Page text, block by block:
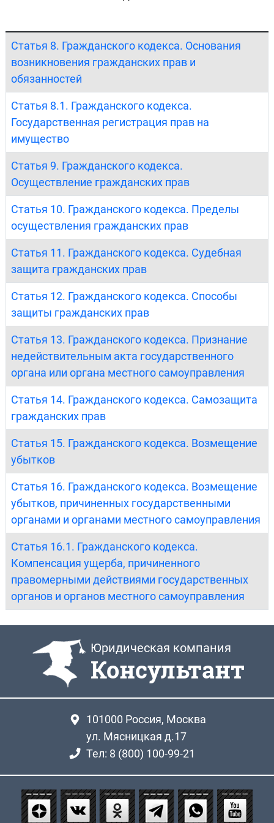
Статья 8. Гражданского кодекса. Основания
возникновения гражданских прав и
обязанностей
Статья 8.1. Гражданского кодекса.
Государственная регистрация прав на
имущество
Статья 9. Гражданского кодекса.
Осуществление гражданских прав
Статья 10. Гражданского кодекса. Пределы
осуществления гражданских прав
Статья 11. Гражданского кодекса. Судебная
защита гражданских прав
Статья 12. Гражданского кодекса. Способы
защиты гражданских прав
Статья 13. Гражданского кодекса. Признание
недействительным акта государственного
органа или органа местного самоуправления
Статья 14. Гражданского кодекса. Самозащита
гражданских прав
Статья 15. Гражданского кодекса. Возмещение
убытков
Статья 16. Гражданского кодекса. Возмещение
убытков, причиненных государственными
органами и органами местного самоуправления
Статья 16.1. Гражданского кодекса.
Компенсация ущерба, причиненного
правомерными действиями государственных
органов и органов местного самоуправления
Юридическая компания
Консультант
101000 Россия, Москва
ул. Мясницкая д.17
Тел: 8 (800) 100-99-21